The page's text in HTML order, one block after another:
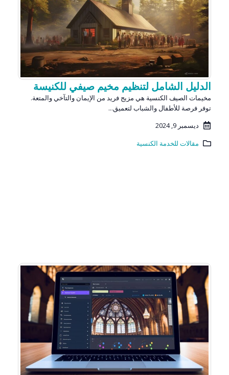
الدليل الشامل لتنظيم مخيم صيفي للكنيسة
مخيمات الصيف الكنسية هي مزيج فريد من الإيمان والتآخي والمتعة.
توفر فرصة للأطفال والشباب لتعميق...
ديسمبر 9, 2024
مقالات للخدمة الكنسية